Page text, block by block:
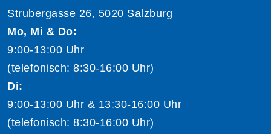
Strubergasse 26, 5020 Salzburg
Mo, Mi & Do:
9:00-13:00 Uhr
(telefonisch: 8:30-16:00 Uhr)
Di:
9:00-13:00 Uhr & 13:30-16:00 Uhr
(telefonisch: 8:30-16:00 Uhr)